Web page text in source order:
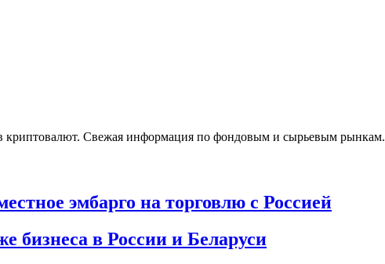
криптовалют. Свежая информация по фондовым и сырьевым рынкам.
эмбарго на торговлю с Россией
бизнеса в России и Беларуси